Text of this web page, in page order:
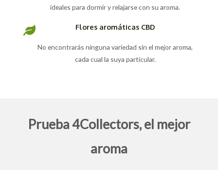
ideales para dormir y relajarse con su aroma.
Flores aromáticas CBD
No encontrarás ninguna variedad sin el mejor aroma,
cada cual la suya particular.
Prueba 4Collectors, el mejor
aroma